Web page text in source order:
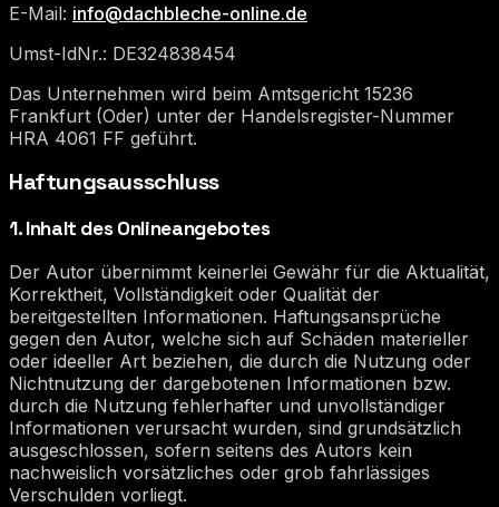
E-Mail: info@dachbleche-online.de
Umst-IdNr.: DE324838454
Das Unternehmen wird beim Amtsgericht 15236
Frankfurt (Oder) unter der Handelsregister-Nummer
HRA 4061 FF geführt.
Haftungsausschluss
1. Inhalt des Onlineangebotes
Der Autor übernimmt keinerlei Gewähr für die Aktualität,
Korrektheit, Vollständigkeit oder Qualität der
bereitgestellten Informationen. Haftungsansprüche
gegen den Autor, welche sich auf Schäden materieller
oder ideeller Art beziehen, die durch die Nutzung oder
Nichtnutzung der dargebotenen Informationen bzw.
durch die Nutzung fehlerhafter und unvollständiger
Informationen verursacht wurden, sind grundsätzlich
ausgeschlossen, sofern seitens des Autors kein
nachweislich vorsätzliches oder grob fahrlässiges
Verschulden vorliegt.